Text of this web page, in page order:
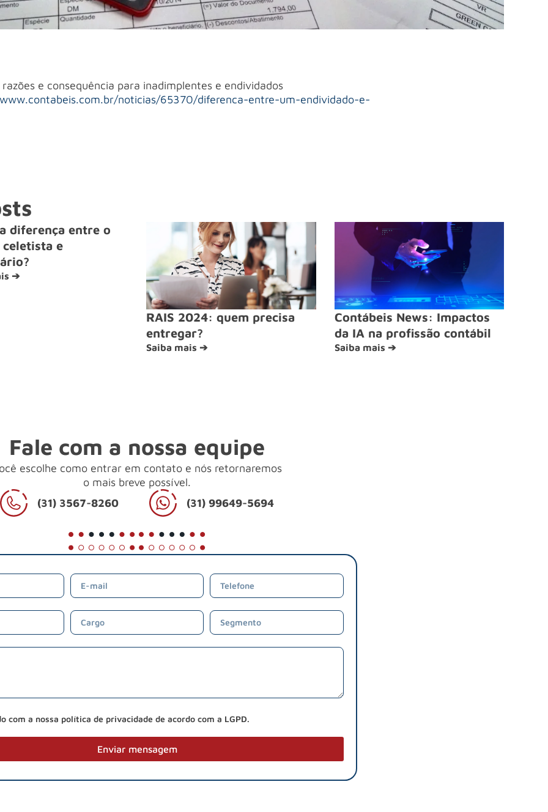
e consequência para inadimplentes e endividados
noticias/65370/diferenca-entre-um-endividado-e-
diferença entre o
e
➔
RAIS 2024: quem precisa
entregar?
Saiba mais ➔
Contábeis News: Impactos
da IA na profissão contábil
Saiba mais ➔
Fale com a nossa equipe
escolhe como entrar em contato e nós retornaremos
o mais breve possível.
(31) 3567-8260
(31) 99649-5694
com a nossa política de privacidade de acordo com a LGPD.
Enviar mensagem